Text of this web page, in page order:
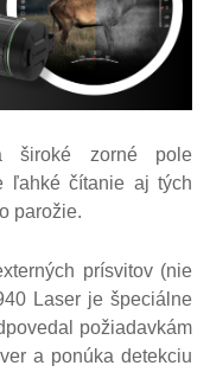
široké zorné pole
ľahké čítanie aj tých
parožie.
prísvitov (nie
Laser je špeciálne
požiadavkám
a ponúka detekciu